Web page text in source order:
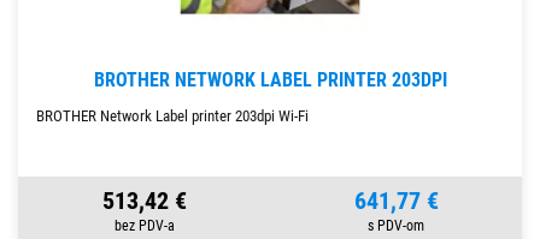
BROTHER NETWORK LABEL PRINTER 203DPI
BROTHER Network Label printer 203dpi Wi-Fi
513,42 € 641,77 €